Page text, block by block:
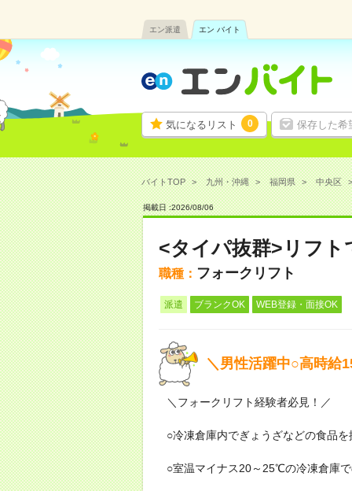
エン派遣 エン バイト
気になるリスト 0 保存した希
バイトTOP 九州・沖縄 福岡県 中央区
掲載日 :2026/08/06
<タイパ抜群>リフト
職種： フォークリフト
派遣 ブランクOK WEB登録・面接OK
＼男性活躍中○高時給
＼フォークリフト経験者必見！／
○冷凍倉庫内でぎょうざなどの食品
○室温マイナス20～25℃の冷凍倉庫